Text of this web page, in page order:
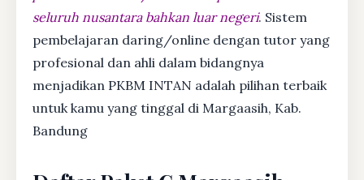
seluruh nusantara bahkan luar negeri. Sistem
pembelajaran daring/online dengan tutor yang
profesional dan ahli dalam bidangnya
menjadikan PKBM INTAN adalah pilihan terbaik
untuk kamu yang tinggal di Margaasih, Kab.
Bandung